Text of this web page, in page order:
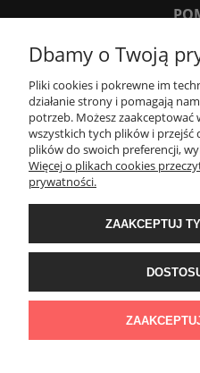
MOJE
Wyposażenie łazienek Łazienki.eco |
sklep@lazienki.eco | Tel.: 600 012
Stoń | NIP:
Dbamy o Twoją
Pliki cookies i pokrewne im
działanie strony i pomagają
potrzeb. Możesz zaakceptować
wszystkich tych plików i
plików do swoich preferencji,
Więcej o plikach cookies
prywatności.
ZAAKCEPTUJ